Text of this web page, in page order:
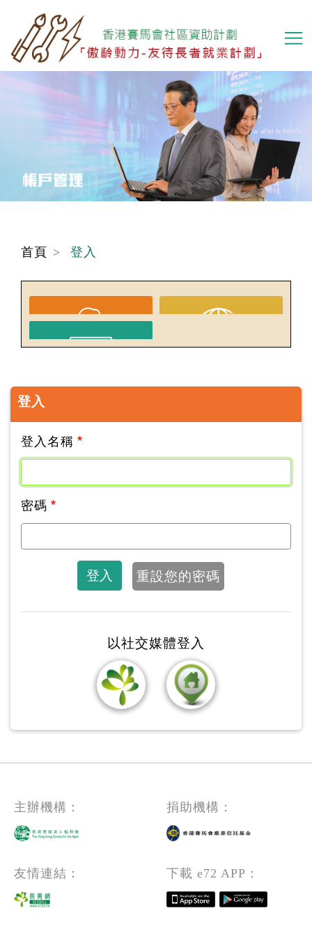
主
內
首頁 登入
登入
登入名稱
密碼
登入 重設您的密碼
以社交媒體登入
主辦機構： 捐助機構：
友情連結： 下載 e72 APP：